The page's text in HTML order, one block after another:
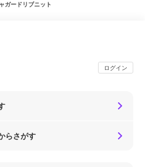
ガードリブニット
ログイン
らさがす